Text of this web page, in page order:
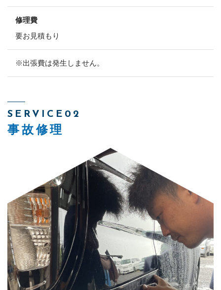
修理費
要お見積もり
※出張費は発生しません。
SERVICE02
事故修理